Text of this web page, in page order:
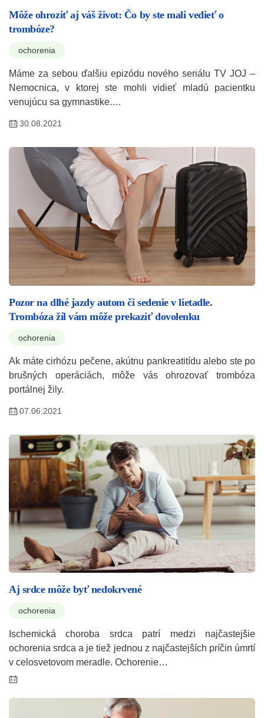
Môže ohroziť aj váš život: Čo by ste mali vedieť o
trombóze?
ochorenia
Máme za sebou ďalšiu epizódu nového seriálu TV JOJ –
Nemocnica, v ktorej ste mohli vidieť mladú pacientku
venujúcu sa gymnastike.…
30.08.2021
Pozor na dlhé jazdy autom či sedenie v lietadle.
Trombóza žíl vám môže prekaziť dovolenku
ochorenia
Ak máte cirhózu pečene, akútnu pankreatitídu alebo ste po
brušných operáciách, môže vás ohrozovať trombóza
portálnej žily.
07.06.2021
Aj srdce môže byť nedokrvené
ochorenia
Ischemická choroba srdca patrí medzi najčastejšie
ochorenia srdca a je tiež jednou z najčastejších príčin úmrtí
v celosvetovom meradle. Ochorenie…